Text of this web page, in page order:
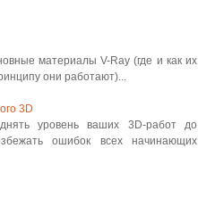
материалы V-Ray (где и как их
они работают)...
3D
уровень ваших 3D-работ до
ошибок всех начинающих